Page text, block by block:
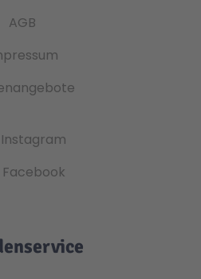
AGB
Instagram
Facebook